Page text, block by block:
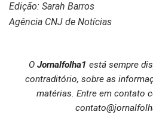
Edição: Sarah Barros
Agência CNJ de Notícias
O Jornalfolha1 está sempre
contraditório, sobre as
matérias. Entre em contato